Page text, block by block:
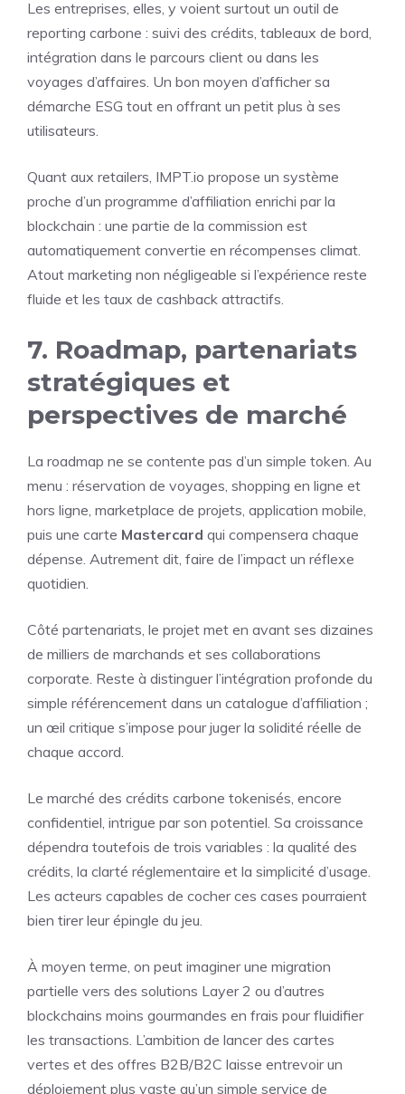
Les entreprises, elles, y voient surtout un outil de
reporting carbone : suivi des crédits, tableaux de bord,
intégration dans le parcours client ou dans les
voyages d’affaires. Un bon moyen d’afficher sa
démarche ESG tout en offrant un petit plus à ses
utilisateurs.
Quant aux retailers, IMPT.io propose un système
proche d’un programme d’affiliation enrichi par la
blockchain : une partie de la commission est
automatiquement convertie en récompenses climat.
Atout marketing non négligeable si l’expérience reste
fluide et les taux de cashback attractifs.
7. Roadmap, partenariats
stratégiques et
perspectives de marché
La roadmap ne se contente pas d’un simple token. Au
menu : réservation de voyages, shopping en ligne et
hors ligne, marketplace de projets, application mobile,
puis une carte Mastercard qui compensera chaque
dépense. Autrement dit, faire de l’impact un réflexe
quotidien.
Côté partenariats, le projet met en avant ses dizaines
de milliers de marchands et ses collaborations
corporate. Reste à distinguer l’intégration profonde du
simple référencement dans un catalogue d’affiliation ;
un œil critique s’impose pour juger la solidité réelle de
chaque accord.
Le marché des crédits carbone tokenisés, encore
confidentiel, intrigue par son potentiel. Sa croissance
dépendra toutefois de trois variables : la qualité des
crédits, la clarté réglementaire et la simplicité d’usage.
Les acteurs capables de cocher ces cases pourraient
bien tirer leur épingle du jeu.
À moyen terme, on peut imaginer une migration
partielle vers des solutions Layer 2 ou d’autres
blockchains moins gourmandes en frais pour fluidifier
les transactions. L’ambition de lancer des cartes
vertes et des offres B2B/B2C laisse entrevoir un
déploiement plus vaste qu’un simple service de